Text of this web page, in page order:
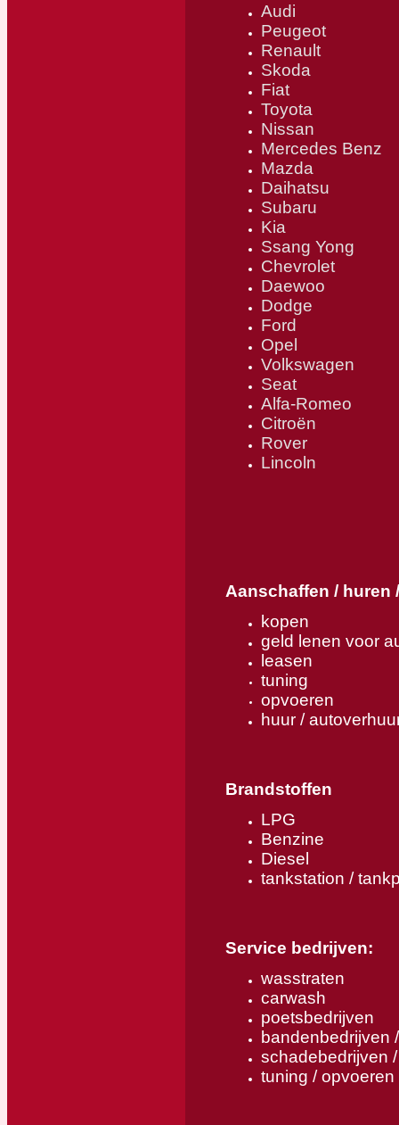
Audi
Peugeot
Renault
Skoda
Fiat
Toyota
Nissan
Mercedes Benz
Mazda
Daihatsu
Subaru
Kia
Ssang Yong
Chevrolet
Daewoo
Dodge
Ford
Opel
Volkswagen
Seat
Alfa-Romeo
Citroën
Rover
Lincoln
Aanschaffen / huren
kopen
geld lenen voor
leasen
tuning
opvoeren
huur /
Brandstoffen
LPG
Benzine
Diesel
tankstation /
Service bedrijven:
wasstraten
carwash
poetsbedrijven
bandenbedrijven
schadebedrijven
tuning / opvoeren